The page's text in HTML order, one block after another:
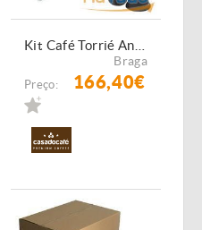
Braga
Preço: 166,40€